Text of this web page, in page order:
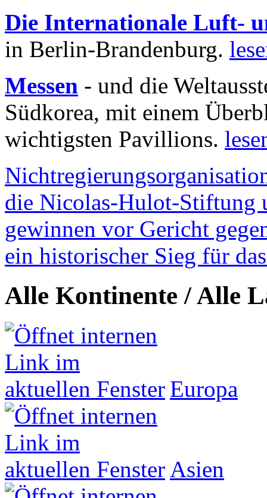
Die Internationale Luft-
in Berlin-Brandenburg.
Messen - und die
Südkorea, mit einem
wichtigsten Pavillions.
die Nicolas-Hulot-Stiftung
gewinnen vor Gericht
ein historischer Sieg für
Alle Kontinente / Alle
Europa
Asien